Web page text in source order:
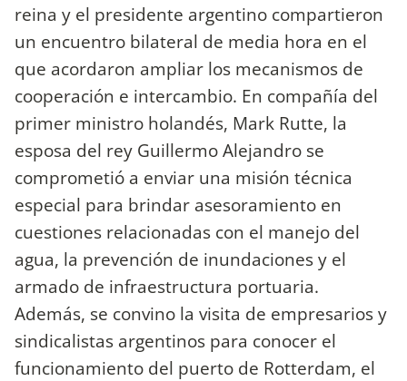
reina y el presidente argentino compartieron
un encuentro bilateral de media hora en el
que acordaron ampliar los mecanismos de
cooperación e intercambio. En compañía del
primer ministro holandés, Mark Rutte, la
esposa del rey Guillermo Alejandro se
comprometió a enviar una misión técnica
especial para brindar asesoramiento en
cuestiones relacionadas con el manejo del
agua, la prevención de inundaciones y el
armado de infraestructura portuaria.
Además, se convino la visita de empresarios y
sindicalistas argentinos para conocer el
funcionamiento del puerto de Rotterdam, el